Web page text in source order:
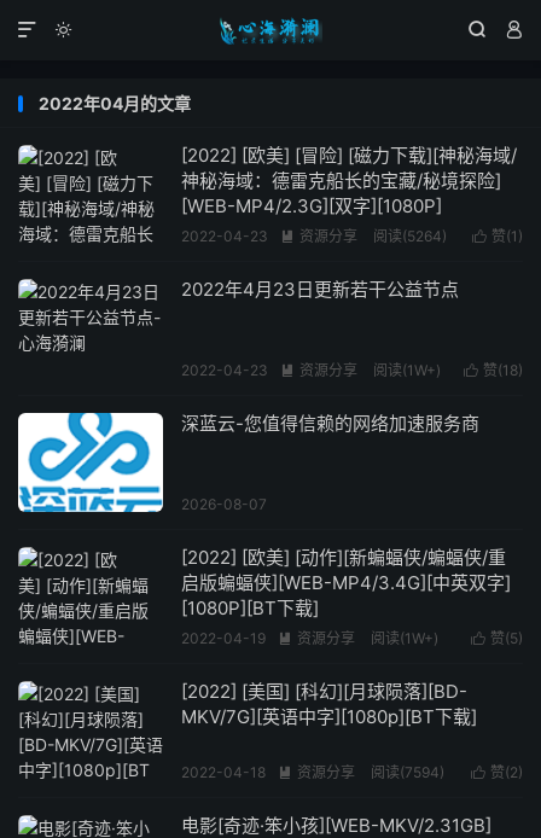
  

2022年04月的文章
[2022] [欧美] [冒险] [磁力下载][神秘海域/
神秘海域：德雷克船长的宝藏/秘境探险]
[WEB-MP4/2.3G][双字][1080P]
 赞(1 )
2022-04-23  资源分享 阅读(5264)
2022年4月23日更新若干公益节点
 赞(18)
2022-04-23  资源分享 阅读(1W+)
深蓝云-您值得信赖的网络加速服务商
2026-08-07
[2022] [欧美] [动作][新蝙蝠侠/蝙蝠侠/重
启版蝙蝠侠][WEB-MP4/3.4G][中英双字]
[1080P][BT下载]
 赞(5)
2022-04-19  资源分享 阅读(1W+)
[2022] [美国] [科幻][月球陨落][BD-
MKV/7G][英语中字][1080p][BT下载]
 赞(2)
2022-04-18  资源分享 阅读(7594)
电影[奇迹·笨小孩][WEB-MKV/2.31GB]